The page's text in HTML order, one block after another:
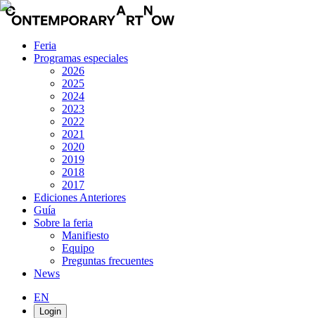
Feria
Programas especiales
2026
2025
2024
2023
2022
2021
2020
2019
2018
2017
Ediciones Anteriores
Guía
Sobre la feria
Manifiesto
Equipo
Preguntas frecuentes
News
EN
Login